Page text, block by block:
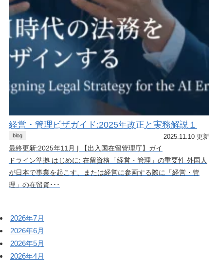
経営・管理ビザガイド:2025年改正と実務解説１
blog 2025.11.10 更新
最終更新:2025年11月 | 【出入国在留管理庁】ガイ
ドライン準拠 はじめに: 在留資格「経営・管理」の重要性 外国人
が日本で事業を起こす、または経営に参画する際に「経営・管
理」の在留資･･･
2026年7月
2026年6月
2026年5月
2026年4月